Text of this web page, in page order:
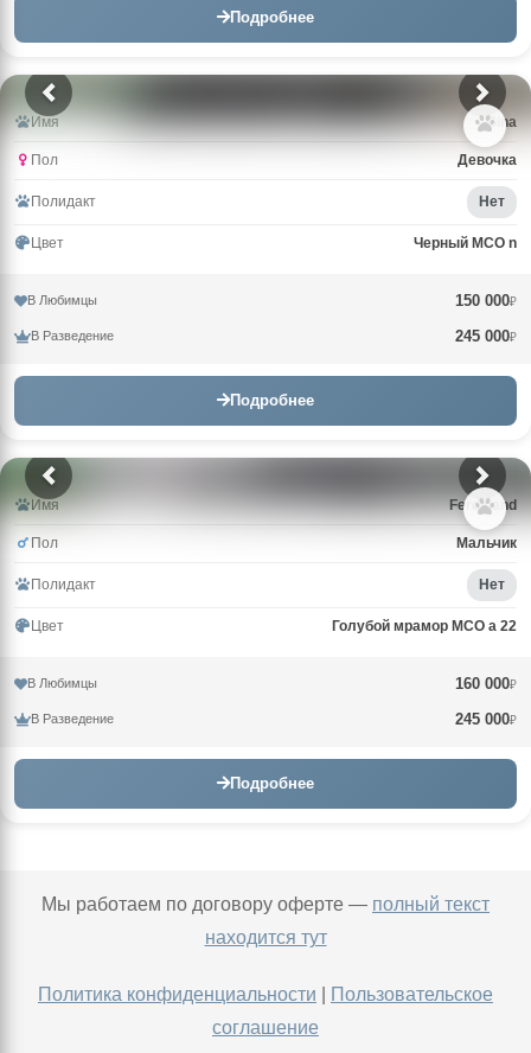
Подробнее
Имя Gina
Пол Девочка
Полидакт Нет
Цвет Черный MCO n
В Любимцы 150 000₽
В Разведение 245 000₽
Подробнее
Имя Ferdinand
Пол Мальчик
Полидакт Нет
Цвет Голубой мрамор MCO a 22
В Любимцы 160 000₽
В Разведение 245 000₽
Подробнее
Мы работаем по договору оферте — полный текст
находится тут
Политика конфиденциальности
Пользовательское
соглашение